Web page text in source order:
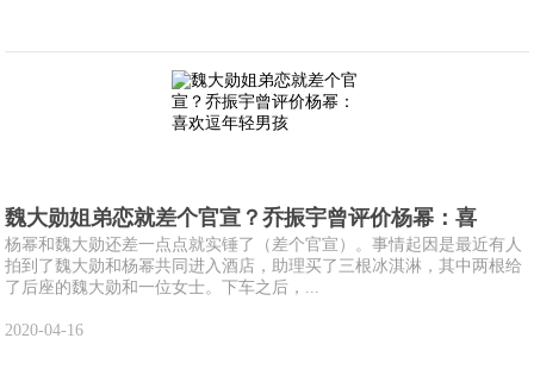
魏大勋姐弟恋就差个官宣？乔振宇曾评价杨幂：喜
杨幂和魏大勋还差一点点就实锤了（差个官宣）。事情起因是最近有人
拍到了魏大勋和杨幂共同进入酒店，助理买了三根冰淇淋，其中两根给
了后座的魏大勋和一位女士。下车之后，...
2020-04-16